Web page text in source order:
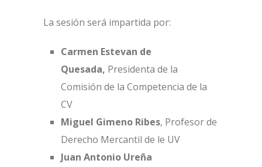
La sesión será impartida por:
Carmen Estevan de
Quesada, Presidenta de la
Comisión de la Competencia de la
CV
Miguel Gimeno Ribes, Profesor de
Derecho Mercantil de le UV
Juan Antonio Ureña